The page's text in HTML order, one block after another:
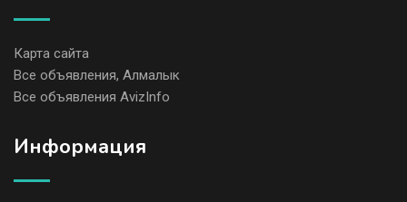
Карта сайта
Все объявления, Алмалык
Все объявления AvizInfo
Информация